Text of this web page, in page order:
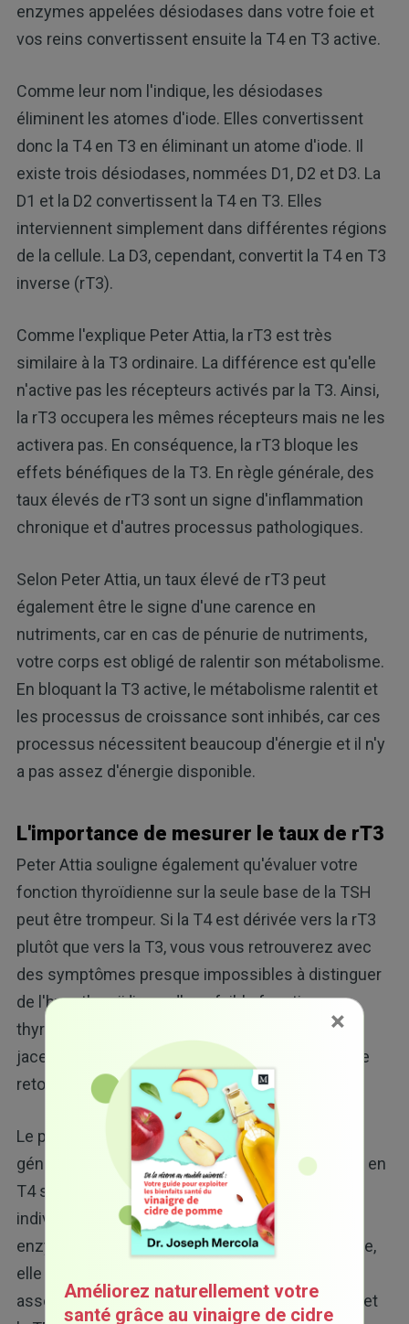
enzymes appelées désiodases dans votre foie et
vos reins convertissent ensuite la T4 en T3 active.
Comme leur nom l'indique, les désiodases
éliminent les atomes d'iode. Elles convertissent
donc la T4 en T3 en éliminant un atome d'iode. Il
existe trois désiodases, nommées D1, D2 et D3. La
D1 et la D2 convertissent la T4 en T3. Elles
interviennent simplement dans différentes régions
de la cellule. La D3, cependant, convertit la T4 en T3
inverse (rT3).
Comme l'explique Peter Attia, la rT3 est très
similaire à la T3 ordinaire. La différence est qu'elle
n'active pas les récepteurs activés par la T3. Ainsi,
la rT3 occupera les mêmes récepteurs mais ne les
activera pas. En conséquence, la rT3 bloque les
effets bénéfiques de la T3. En règle générale, des
taux élevés de rT3 sont un signe d'inflammation
chronique et d'autres processus pathologiques.
Selon Peter Attia, un taux élevé de rT3 peut
également être le signe d'une carence en
nutriments, car en cas de pénurie de nutriments,
votre corps est obligé de ralentir son métabolisme.
En bloquant la T3 active, le métabolisme ralentit et
les processus de croissance sont inhibés, car ces
processus nécessitent beaucoup d'énergie et il n'y
a pas assez d'énergie disponible.
L'importance de mesurer le taux de rT3
Peter Attia souligne également qu'évaluer votre
fonction thyroïdienne sur la seule base de la TSH
peut être trompeur. Si la T4 est dérivée vers la rT3
plutôt que vers la T3, vous vous retrouverez avec
des symptômes presque impossibles à distinguer
de l'hypothyroïdie ou d'une faible fonction
thyroïdienne. Cependant, le mécanisme sous-
jacent est différent et le traitement peut donc se
retourner contre vous.
Le problème est que l'hypothyroïdie est
généralement traitée avec une supplémentation en
T4 synthétique, en supposant que la plupart des
individus convertiront cette T4 en T3, via les
enzymes D1 et D2. À mesure que la T3 augmente,
elle apportera tous les bienfaits pour la santé
associés, tout en supprimant également la TSH et
×
Améliorez naturellement votre
santé grâce au vinaigre de cidre